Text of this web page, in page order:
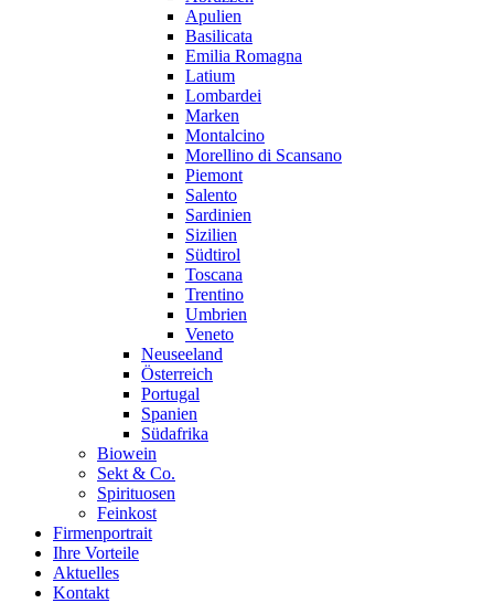
Apulien
Basilicata
Emilia Romagna
Latium
Lombardei
Marken
Montalcino
Morellino di Scansano
Piemont
Salento
Sardinien
Sizilien
Südtirol
Toscana
Trentino
Umbrien
Veneto
Neuseeland
Österreich
Portugal
Spanien
Südafrika
Biowein
Sekt & Co.
Spirituosen
Feinkost
Firmenportrait
Ihre Vorteile
Aktuelles
Kontakt